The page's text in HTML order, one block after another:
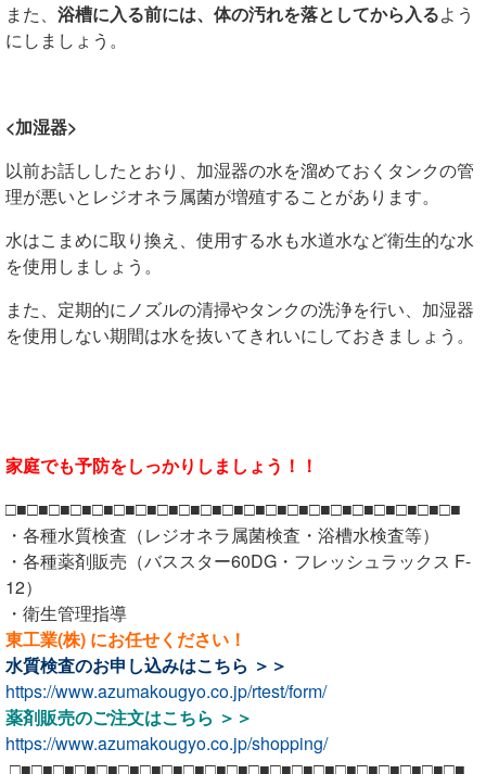
また、 浴槽に入る前には、体の汚れを落としてから入るよう
にしましょう。
<加湿器>
以前お話ししたとおり、加湿器の水を溜めておくタンクの管
理が悪いと レジオネラ属菌が増殖することがあります。
水はこまめに取り換え 、使用する水も水道水など衛生的な水
を使用しましょう。
また、 定期的にノズルの清掃やタンクの洗浄を行い、 加湿器
を使用しない期間は水を抜いてきれいにしておきましょう。
家庭でも予防をしっかりしましょう！！
□■□■□■□■□■□■□■□■□■□■□■□■□■□■□■□■□■□■□■□■□■
・各種水質検査（レジオネラ属菌検査・浴槽水検査等）
・各種薬剤販売（バススター60DG・フレッシュラックス F-
12）
・衛生管理指導
東工業(株) にお任せください！
水質検査のお申し込みはこちら ＞＞
https://www.azumakougyo.co.jp/rtest/form/
薬剤販売のご注文はこちら ＞＞
https://www.azumakougyo.co.jp/shopping/